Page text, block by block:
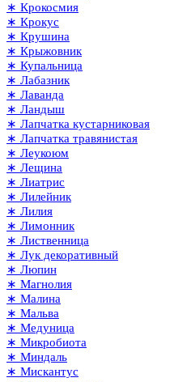
∗ Крокосмия
∗ Крокус
∗ Крушина
∗ Крыжовник
∗ Купальница
∗ Лабазник
∗ Лаванда
∗ Ландыш
∗ Лапчатка кустарниковая
∗ Лапчатка травянистая
∗ Леукоюм
∗ Лещина
∗ Лиатрис
∗ Лилейник
∗ Лилия
∗ Лимонник
∗ Лиственница
∗ Лук декоративный
∗ Люпин
∗ Магнолия
∗ Малина
∗ Мальва
∗ Медуница
∗ Микробиота
∗ Миндаль
∗ Мискантус